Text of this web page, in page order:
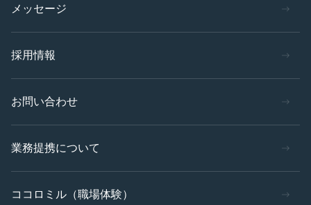
メッセージ
採用情報
お問い合わせ
業務提携について
ココロミル（職場体験）